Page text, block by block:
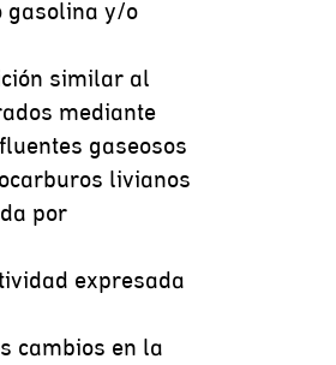
gasolina y/o
similar al
mediante
gaseosos
livianos
por
expresada
cambios en la